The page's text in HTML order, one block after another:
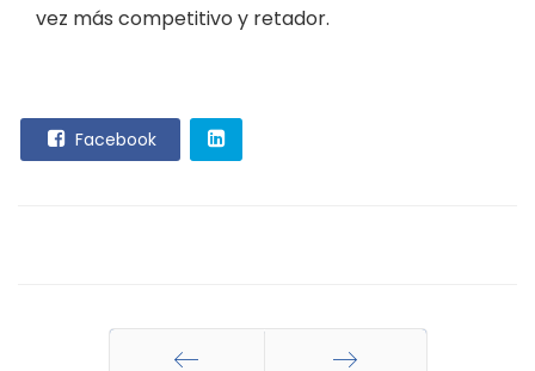
vez más competitivo y retador.
Facebook